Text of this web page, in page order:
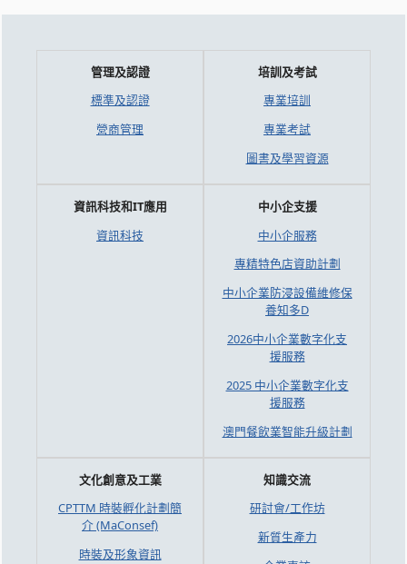
管理及認證
標準及認證
營商管理
培訓及考試
專業培訓
專業考試
圖書及學習資源
資訊科技和IT應用
資訊科技
中小企支援
中小企服務
專精特色店資助計劃
中小企業防浸設備維修保
養知多D
2026中小企業數字化支
援服務
2025 中小企業數字化支
援服務
澳門餐飲業智能升級計劃
文化創意及工業
CPTTM 時裝孵化計劃簡
介 (MaConsef)
時裝及形象資訊
知識交流
研討會/工作坊
新質生產力